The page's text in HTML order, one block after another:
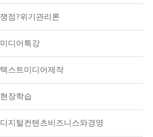
쟁점?위기관리론
미디어특강
텍스트미디어제작
현장학습
디지털컨텐츠비즈니스와경영